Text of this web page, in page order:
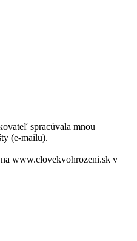
spracúvala mnou
(e-mailu).
www.clovekvohrozeni.sk v